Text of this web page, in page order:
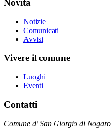
Novità
Notizie
Comunicati
Avvisi
Vivere il comune
Luoghi
Eventi
Contatti
Comune di San Giorgio di Nogaro